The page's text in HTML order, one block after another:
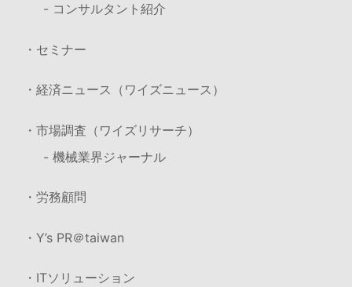
- コンサルタント紹介
・セミナー
・経済ニュース（ワイズニュース）
・市場調査（ワイズリサーチ）
- 機械業界ジャーナル
・労務顧問
・Y’s PR＠taiwan
・ITソリューション